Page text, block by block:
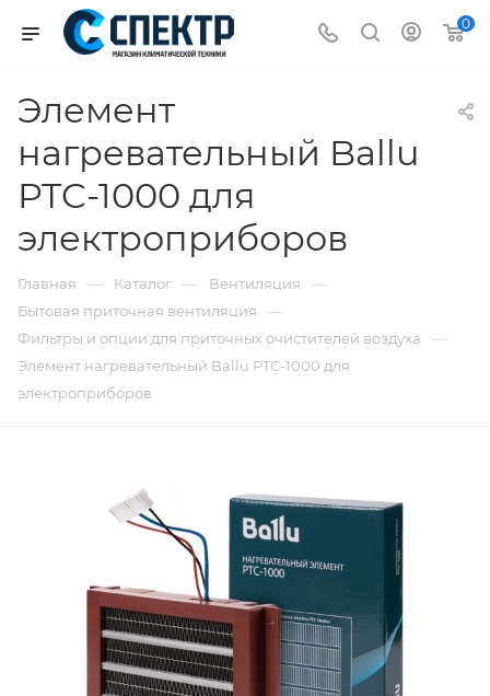
0
Элемент
нагревательный Ballu
PTC-1000 для
электроприборов
Главная — Каталог — Вентиляция —
Бытовая приточная вентиляция —
Фильтры и опции для приточных очистителей воздуха —
Элемент нагревательный Ballu PTC-1000 для
электроприборов